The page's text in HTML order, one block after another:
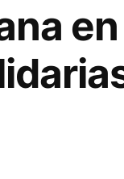
en